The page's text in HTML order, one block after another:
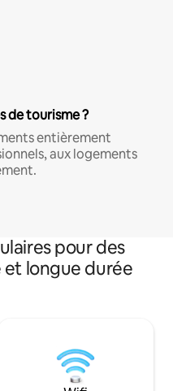
de tourisme ?
entièrement
aux logements
pour des
longue durée